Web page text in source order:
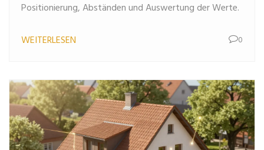
Positionierung, Abständen und Auswertung der Werte.
WEITERLESEN 0